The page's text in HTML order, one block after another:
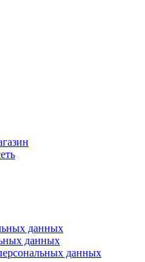
данных
данных
данных